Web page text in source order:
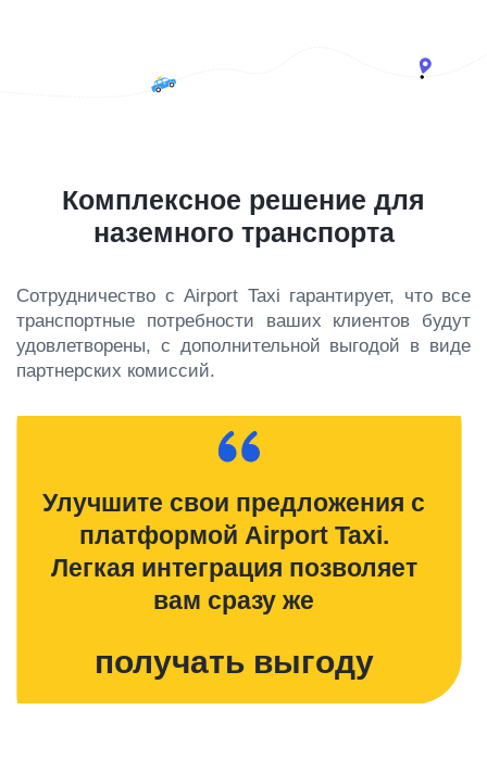
Комплексное решение для
наземного транспорта
Сотрудничество с Airport Taxi гарантирует, что все
транспортные потребности ваших клиентов будут
удовлетворены, с дополнительной выгодой в виде
партнерских комиссий.
Улучшите свои предложения с
платформой Airport Taxi.
Легкая интеграция позволяет
вам сразу же
получать выгоду